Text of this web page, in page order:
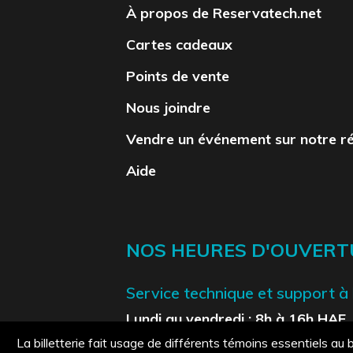
La billetterie fait usage de différents témoins essentiels au
À propos de Reservatech.net
Cartes cadeaux
Points de vente
Nous joindre
Vendre un événement sur notre
Aide
NOS HEURES
Service technique et support à
Lundi au vendredi : 8h à 16h HAE
Samedi et dimanche : Fermé